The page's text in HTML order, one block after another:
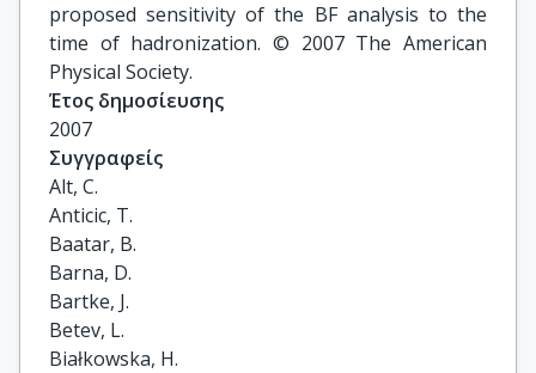
proposed sensitivity of the BF analysis to the
time of hadronization. © 2007 The American
Physical Society.
Έτος δημοσίευσης
2007
Συγγραφείς
Alt, C.
Anticic, T.
Baatar, B.
Barna, D.
Bartke, J.
Betev, L.
Białkowska, H.